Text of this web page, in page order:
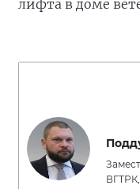
лифта в доме